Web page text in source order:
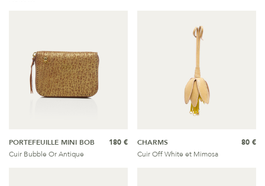
PORTEFEUILLE MINI BOB
Cuir Bubble Or Antique
180 €
CHARMS
Cuir Off White et Mimosa
80 €